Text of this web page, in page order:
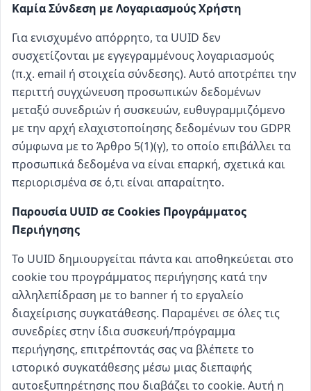
Καμία Σύνδεση με Λογαριασμούς Χρήστη
Για ενισχυμένο απόρρητο, τα UUID δεν
συσχετίζονται με εγγεγραμμένους λογαριασμούς
(π.χ. email ή στοιχεία σύνδεσης). Αυτό αποτρέπει την
περιττή συγχώνευση προσωπικών δεδομένων
μεταξύ συνεδριών ή συσκευών, ευθυγραμμιζόμενο
με την αρχή ελαχιστοποίησης δεδομένων του GDPR
σύμφωνα με το Άρθρο 5(1)(γ), το οποίο επιβάλλει τα
προσωπικά δεδομένα να είναι επαρκή, σχετικά και
περιορισμένα σε ό,τι είναι απαραίτητο.
Παρουσία UUID σε Cookies Προγράμματος
Περιήγησης
Το UUID δημιουργείται πάντα και αποθηκεύεται στο
cookie του προγράμματος περιήγησης κατά την
αλληλεπίδραση με το banner ή το εργαλείο
διαχείρισης συγκατάθεσης. Παραμένει σε όλες τις
συνεδρίες στην ίδια συσκευή/πρόγραμμα
περιήγησης, επιτρέποντάς σας να βλέπετε το
ιστορικό συγκατάθεσης μέσω μιας διεπαφής
αυτοεξυπηρέτησης που διαβάζει το cookie. Αυτή η